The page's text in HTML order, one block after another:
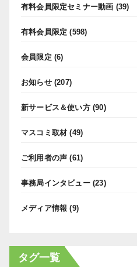
有料会員限定セミナー動画 (39)
有料会員限定 (598)
会員限定 (6)
お知らせ(207)
新サービス＆使い方(90)
マスコミ取材 (49)
ご利用者の声 (61)
事務局インタビュー(23)
メディア情報 (9)
タグ一覧